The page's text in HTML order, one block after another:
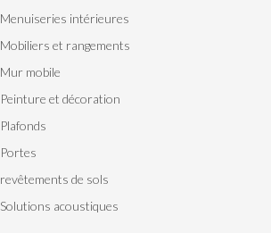
Menuiseries intérieures
Mobiliers et rangements
Mur mobile
Peinture et décoration
Plafonds
Portes
revêtements de sols
Solutions acoustiques